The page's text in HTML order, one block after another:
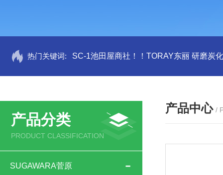
热门关键词: SC-1池田屋商社！！TORAY东丽 研磨炭
产品分类
PRODUCT CLASSIFICATION
SUGAWARA菅原
产品中心 /